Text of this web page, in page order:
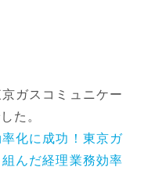
ガスコミュニケー
た。
化に成功！東京ガ
んだ経理業務効率